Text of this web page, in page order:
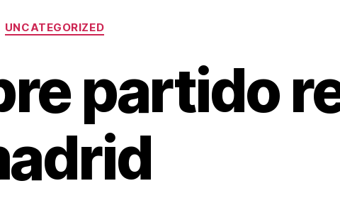
Categorías
UNCATEGORIZED
partido